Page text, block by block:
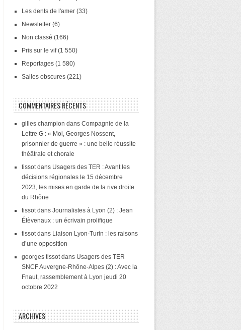
Les dents de l'amer (33)
Newsletter (6)
Non classé (166)
Pris sur le vif(1 550)
Reportages (1 580)
Salles obscures (221)
COMMENTAIRES RÉCENTS
gilles champion dans Compagnie de la
Lettre G : « Moi, Georges Nossent,
prisonnier de guerre » : une belle réussite
théâtrale et chorale
tissotdans Usagers des TER : Avant les
décisions régionales le 15 décembre
2023, les mises en garde de la rive droite
du Rhône
tissotdans Journalistes à Lyon (2) : Jean
Étèvenaux : un écrivain prolifique
tissotdans Liaison Lyon-Turin : les raisons
d’une opposition
georges tissotdans Usagers des TER
SNCF Auvergne-Rhône-Alpes (2) : Avec la
Fnaut, rassemblement à Lyon jeudi 20
octobre 2022
ARCHIVES